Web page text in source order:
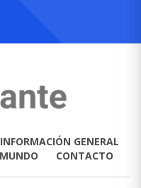
INFORMACIÓN GENERAL
MUNDO CONTACTO